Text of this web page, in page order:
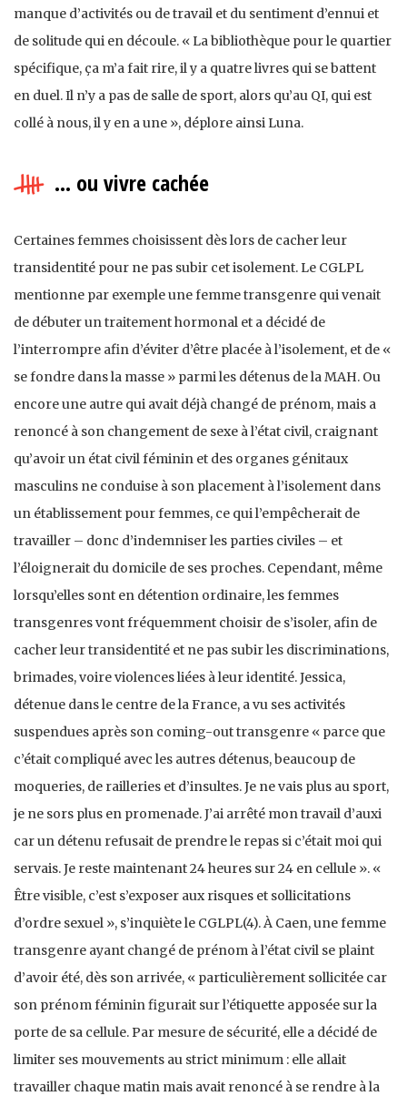
manque d’activités ou de travail et du sentiment d’ennui et
de solitude qui en découle. « La bibliothèque pour le quartier
spécifique, ça m’a fait rire, il y a quatre livres qui se battent
en duel. Il n’y a pas de salle de sport, alors qu’au QI, qui est
collé à nous, il y en a une », déplore ainsi Luna.
… ou vivre cachée
Certaines femmes choisissent dès lors de cacher leur
transidentité pour ne pas subir cet isolement. Le CGLPL
mentionne par exemple une femme transgenre qui venait
de débuter un traitement hormonal et a décidé de
l’interrompre afin d’éviter d’être placée à l’isolement, et de «
se fondre dans la masse » parmi les détenus de la MAH. Ou
encore une autre qui avait déjà changé de prénom, mais a
renoncé à son changement de sexe à l’état civil, craignant
qu’avoir un état civil féminin et des organes génitaux
masculins ne conduise à son placement à l’isolement dans
un établissement pour femmes, ce qui l’empêcherait de
travailler – donc d’indemniser les parties civiles – et
l’éloignerait du domicile de ses proches. Cependant, même
lorsqu’elles sont en détention ordinaire, les femmes
transgenres vont fréquemment choisir de s’isoler, afin de
cacher leur transidentité et ne pas subir les discriminations,
brimades, voire violences liées à leur identité. Jessica,
détenue dans le centre de la France, a vu ses activités
suspendues après son coming-out transgenre « parce que
c’était compliqué avec les autres détenus, beaucoup de
moqueries, de railleries et d’insultes. Je ne vais plus au sport,
je ne sors plus en promenade. J’ai arrêté mon travail d’auxi
car un détenu refusait de prendre le repas si c’était moi qui
servais. Je reste maintenant 24 heures sur 24 en cellule ». «
Être visible, c’est s’exposer aux risques et sollicitations
d’ordre sexuel », s’inquiète le CGLPL(4). À Caen, une femme
transgenre ayant changé de prénom à l’état civil se plaint
d’avoir été, dès son arrivée, « particulièrement sollicitée car
son prénom féminin figurait sur l’étiquette apposée sur la
porte de sa cellule. Par mesure de sécurité, elle a décidé de
limiter ses mouvements au strict minimum : elle allait
travailler chaque matin mais avait renoncé à se rendre à la